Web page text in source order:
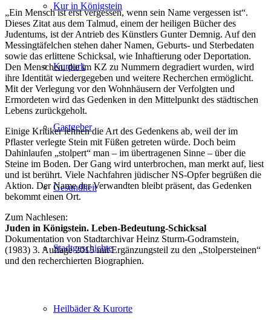
Kur in Königstein
Kurpark
Gastgeber
Gesundheit
Stadtgeschichte
Heilbäder & Kurorte
„Ein Mensch ist erst vergessen, wenn sein Name vergessen ist“.
Dieses Zitat aus dem Talmud, einem der heiligen Bücher des
Judentums, ist der Antrieb des Künstlers Gunter Demnig. Auf den
Messingtäfelchen stehen daher Namen, Geburts- und Sterbedaten
sowie das erlittene Schicksal, wie Inhaftierung oder Deportation.
Den Menschen, die im KZ zu Nummern degradiert wurden, wird
ihre Identität wiedergegeben und weitere Recherchen ermöglicht.
Mit der Verlegung vor den Wohnhäusern der Verfolgten und
Ermordeten wird das Gedenken in den Mittelpunkt des städtischen
Lebens zurückgeholt.
Einige Kritiker lehnen die Art des Gedenkens ab, weil der im
Pflaster verlegte Stein mit Füßen getreten würde. Doch beim
Dahinlaufen „stolpert“ man – im übertragenen Sinne – über die
Steine im Boden. Der Gang wird unterbrochen, man merkt auf, liest
und ist berührt. Viele Nachfahren jüdischer NS-Opfer begrüßen die
Aktion. Der Name der Verwandten bleibt präsent, das Gedenken
bekommt einen Ort.
Zum Nachlesen:
Juden in Königstein. Leben-Bedeutung-Schicksal
Dokumentation von Stadtarchivar Heinz Sturm-Godramstein,
(1983) 3. Auflage 2015 mit Ergänzungsteil zu den „Stolpersteinen“
und den recherchierten Biographien.